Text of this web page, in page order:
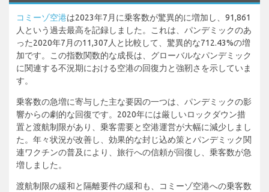
コミーゾ空港は2023年7月に乗客数が驚異的に増加し、91,861
人という過去最高を記録しました。これは、パンデミックのあ
った2020年7月の11,307人と比較して、驚異的な712.43%の増
加です。この指数関数的な成長は、グローバルなパンデミック
に関連する不況期における空港の回復力と強靭さを示していま
す。
乗客数の急増に寄与した主な要因の一つは、パンデミックの影
響からの劇的な回復です。2020年には厳しいロックダウン措
置と渡航制限があり、乗客需要と空港運営が大幅に減少しまし
た。年々状況が改善し、効果的な封じ込め策とパンデミック関
連ワクチンの普及により、旅行への信頼が回復し、乗客数が急
増しました。
渡航制限の緩和と隔離要件の緩和も、コミーゾ空港への乗客数